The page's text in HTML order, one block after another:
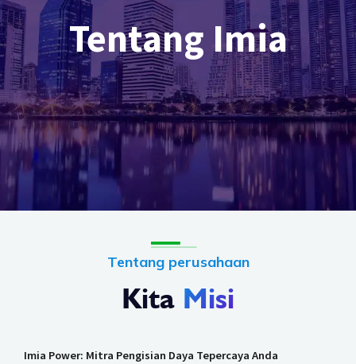
Tentang Imia
Tentang perusahaan
Kita Misi
Imia Power: Mitra Pengisian Daya Tepercaya Anda